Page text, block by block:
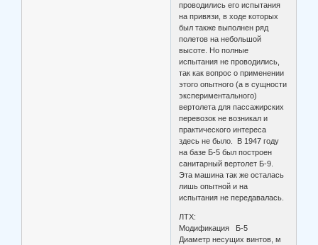
проводились его испытания
на привязи, в ходе которых
был также выполнен ряд
полетов на небольшой
высоте. Но полные
испытания не проводились,
так как вопрос о применении
этого опытного (а в сущности
экспериментального)
вертолета для пассажирских
перевозок не возникал и
практического интереса
здесь не было. В 1947 году
на базе Б-5 был построен
санитарный вертолет Б-9.
Эта машина так же осталась
лишь опытной и на
испытания не передавалась.
ЛТХ:
Модификация Б-5
Диаметр несущих винтов, м